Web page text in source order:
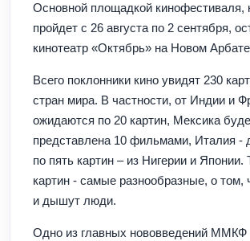
Основной площадкой кинофестиваля,
пройдет с 26 августа по 2 сентября,
кинотеатр «Октябрь» на Новом
Всего поклонники кино увидят 230
стран мира. В частности, от Индии и
ожидаются по 20 картин, Мексика
представлена 10 фильмами, Италия -
по пять картин – из Нигерии и Японии.
картин - самые разнообразные, о том,
и дышут люди.
Одно из главных нововведений ММКФ